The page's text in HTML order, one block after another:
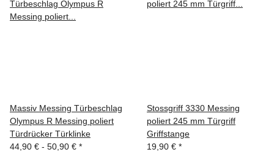
Massiv Messing Türbeschlag
Olympus R Messing poliert
Türdrücker Türklinke
44,90 € - 50,90 € *
Stossgriff 3330 Messing
poliert 245 mm Türgriff
Griffstange
19,90 € *